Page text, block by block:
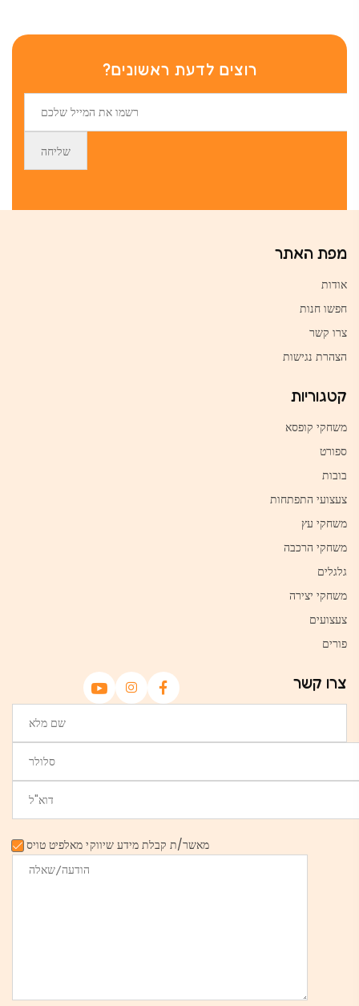
רוצים לדעת ראשונים?
מפת האתר
אודות
חפשו חנות
צרו קשר
הצהרת נגישות
קטגוריות
משחקי קופסא
ספורט
בובות
צעצועי התפתחות
משחקי עץ
משחקי הרכבה
גלגלים
משחקי יצירה
צעצועים
פורים
צרו קשר
מאשר/ת קבלת מידע שיווקי מאלפיט טויס